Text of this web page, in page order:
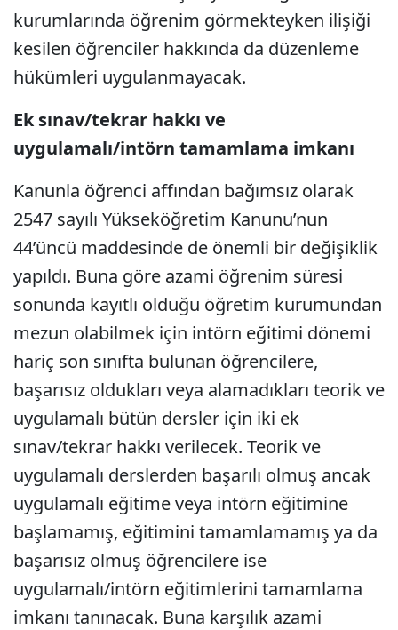
kurumlarında öğrenim görmekteyken ilişiği
kesilen öğrenciler hakkında da düzenleme
hükümleri uygulanmayacak.
Ek sınav/tekrar hakkı ve
uygulamalı/intörn tamamlama imkanı
Kanunla öğrenci affından bağımsız olarak
2547 sayılı Yükseköğretim Kanunu’nun
44’üncü maddesinde de önemli bir değişiklik
yapıldı. Buna göre azami öğrenim süresi
sonunda kayıtlı olduğu öğretim kurumundan
mezun olabilmek için intörn eğitimi dönemi
hariç son sınıfta bulunan öğrencilere,
başarısız oldukları veya alamadıkları teorik ve
uygulamalı bütün dersler için iki ek
sınav/tekrar hakkı verilecek. Teorik ve
uygulamalı derslerden başarılı olmuş ancak
uygulamalı eğitime veya intörn eğitimine
başlamamış, eğitimini tamamlamamış ya da
başarısız olmuş öğrencilere ise
uygulamalı/intörn eğitimlerini tamamlama
imkanı tanınacak. Buna karşılık azami